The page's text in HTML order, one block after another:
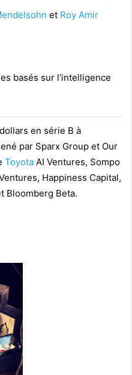
et Roy Amir
basés sur l’intelligence
en série B à
par Sparx Group et Our
Toyota AI Ventures, Sompo
Happiness Capital,
Bloomberg Beta.